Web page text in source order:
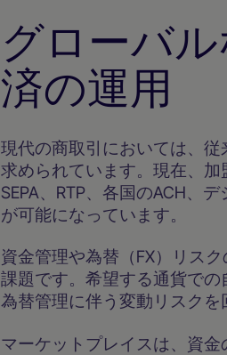
グローバ
済の運用
現代の商取引においては、
求められています。現在、加
SEPA、RTP、各国のACH、
が可能になっています。
資金管理や為替（FX）リス
課題です。希望する通貨で
為替管理に伴う変動リスクを
マーケットプレイスは、資